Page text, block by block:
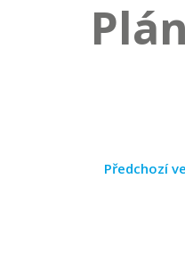
Předchozí